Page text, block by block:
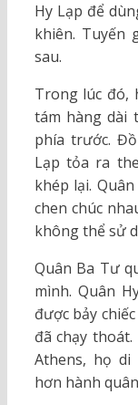
Hy Lạp để
khiên. Tuyến
sau.
Trong lúc đó,
tám hàng dài
phía trước.
Lạp tỏa ra
khép lại.
chen chúc
không thể sử
Quân Ba Tư
mình. Quân
được bảy
đã chạy
Athens, họ di
hơn hành